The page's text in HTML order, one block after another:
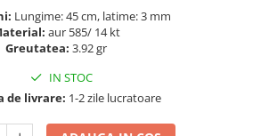
Lungime: 45 cm, latime: 3 mm
aur 585/ 14 kt
Greutatea: 3.92 gr
IN STOC
de livrare: 1-2 zile lucratoare